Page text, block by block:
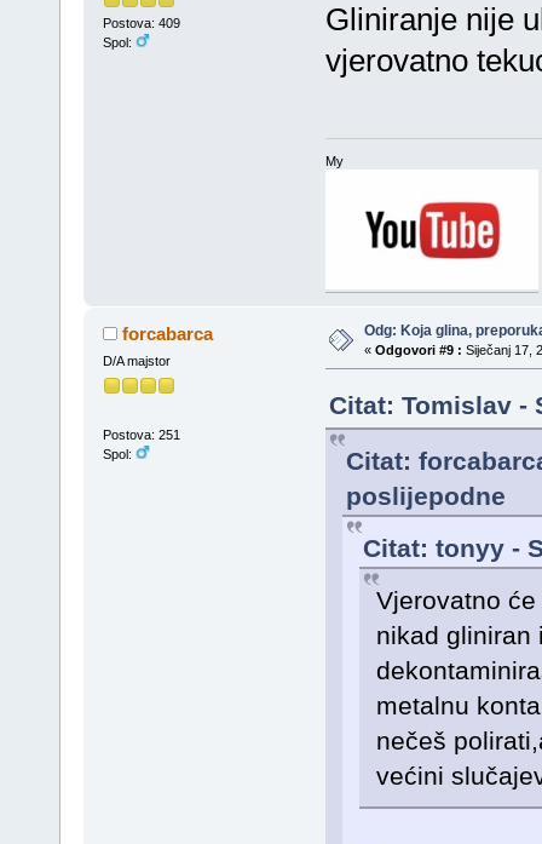
Postova: 409
Spol:
Gliniranje nije
vjerovatno
My
forcabarca
D/A majstor
Postova: 251
Spol:
Odg: Koja glina,
« Odgovori #9 : Siječanj 17,
Citat: Tomislav -
Citat:
poslijepodne
Citat: tonyy -
Vjerovatno
nikad gliniran
metalnu
nečeš
većini